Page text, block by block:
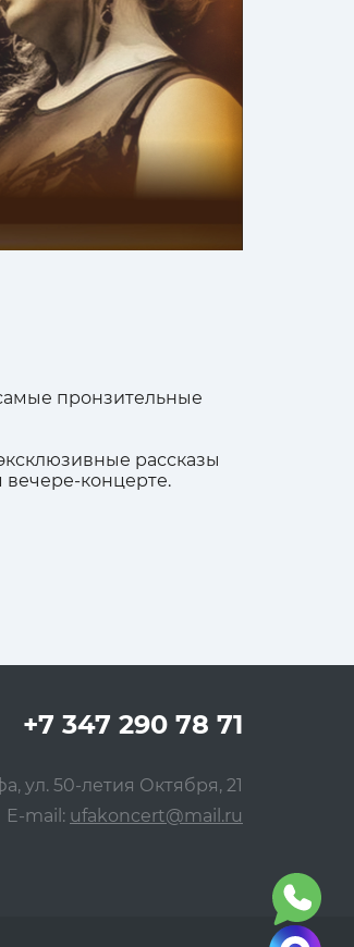
пронзительные
рассказы
концерте.
+7 347 290 78 71
ул. 50-летия Октября, 21
E-mail: ufakoncert@mail.ru